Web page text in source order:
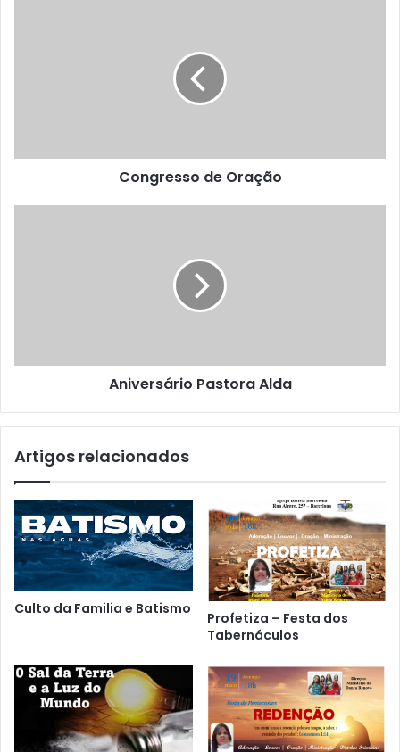
Congresso de Oração
Aniversário Pastora Alda
Artigos relacionados
Culto da Familia e Batismo
Profetiza – Festa dos
Tabernáculos